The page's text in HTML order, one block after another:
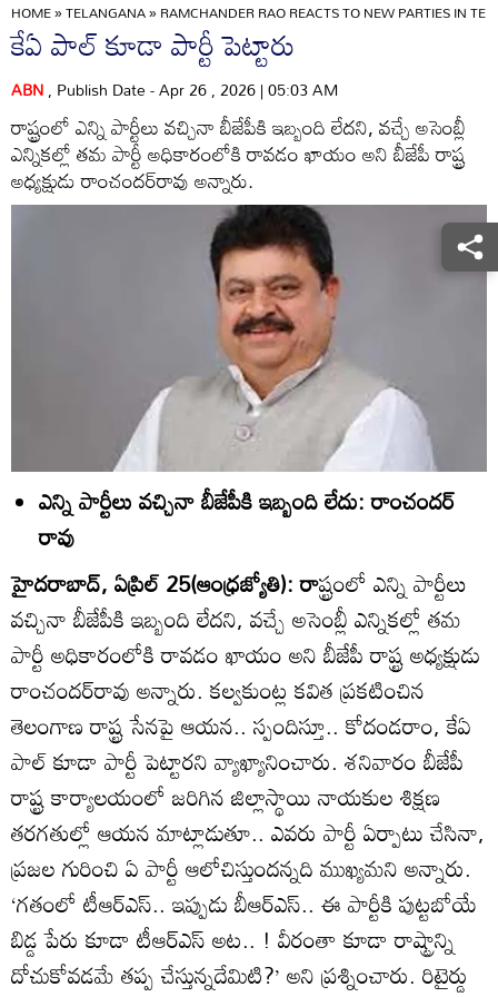
HOME»TELANGANA»RAMCHANDER RAO REACTS TO NEW PARTIES IN
కేఏ పాల్‌ కూడా పార్టీ పెట్టారు
ABN, Publish Date - Apr 26 , 2026 | 05:03 AM
రాష్ట్రంలో ఎన్ని పార్టీలు వచ్చినా బీజేపీకి ఇబ్బంది లేదని, వచ్చే అసెంబ్లీ
ఎన్నికల్లో తమ పార్టీ అధికారంలోకి రావడం ఖాయం అని బీజేపీ రాష్ట్ర
అధ్యక్షుడు రాంచందర్‌రావు అన్నారు.
ఎన్ని పార్టీలు వచ్చినా బీజేపీకి ఇబ్బంది లేదు: రాంచందర్‌
రావు
హైదరాబాద్‌, ఏప్రిల్‌ 25(ఆంధ్రజ్యోతి): రాష్ట్రంలో ఎన్ని పార్టీలు
వచ్చినా బీజేపీకి ఇబ్బంది లేదని, వచ్చే అసెంబ్లీ ఎన్నికల్లో తమ
పార్టీ అధికారంలోకి రావడం ఖాయం అని బీజేపీ రాష్ట్ర అధ్యక్షుడు
రాంచందర్‌రావు అన్నారు. కల్వకుంట్ల కవిత ప్రకటించిన
తెలంగాణ రాష్ట్ర సేనపై ఆయన.. స్పందిస్తూ.. కోదండరాం, కేఏ
పాల్‌ కూడా పార్టీ పెట్టారని వ్యాఖ్యానించారు. శనివారం బీజేపీ
రాష్ట్ర కార్యాలయంలో జరిగిన జిల్లాస్థాయి నాయకుల శిక్షణ
తరగతుల్లో ఆయన మాట్లాడుతూ.. ఎవరు పార్టీ ఏర్పాటు చేసినా,
ప్రజల గురించి ఏ పార్టీ ఆలోచిస్తుందన్నది ముఖ్యమని అన్నారు.
‘గతంలో టీఆర్‌ఎస్‌.. ఇప్పుడు బీఆర్‌ఎస్‌.. ఈ పార్టీకి పుట్టబోయే
బిడ్డ పేరు కూడా టీఆర్‌ఎస్‌ అట.. ! వీరంతా కూడా రాష్ట్రాన్ని
దోచుకోవడమే తప్ప చేస్తున్నదేమిటి?’ అని ప్రశ్నించారు. రిటైర్డు